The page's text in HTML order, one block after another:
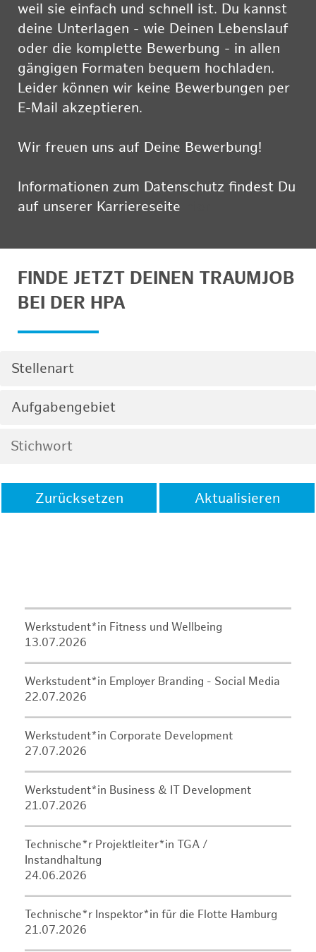
weil sie einfach und schnell ist. Du kannst
deine Unterlagen - wie Deinen Lebenslauf
oder die komplette Bewerbung - in allen
gängigen Formaten bequem hochladen.
Leider können wir keine Bewerbungen per
E-Mail akzeptieren.
Wir freuen uns auf Deine Bewerbung!
Informationen zum Datenschutz findest Du
auf unserer Karriereseite
FINDE JETZT DEINEN TRAUMJOB
BEI DER HPA
Stellenart
Aufgabengebiet
Zurücksetzen Aktualisieren
Werkstudent*in Fitness und Wellbeing
13.07.2026
Werkstudent*in Employer Branding - Social Media
22.07.2026
Werkstudent*in Corporate Development
27.07.2026
Werkstudent*in Business & IT Development
21.07.2026
Technische*r Projektleiter*in TGA /
Instandhaltung
24.06.2026
Technische*r Inspektor*in für die Flotte Hamburg
21.07.2026